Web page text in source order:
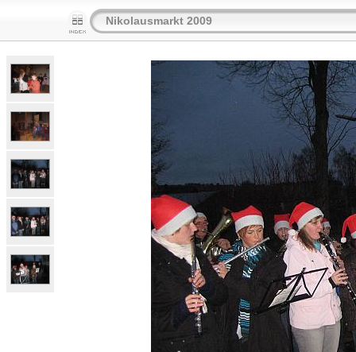
Nikolausmarkt 2009